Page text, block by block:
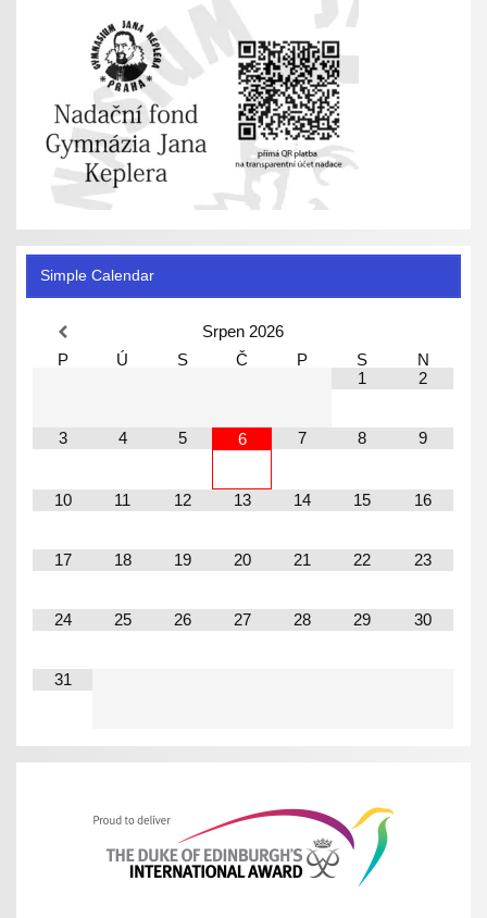
Simple Calendar
Srpen 2026
P
Ú S Č P S
N
1
2
3 4 5 6 7 8 9
10 11 12 13 14 15 16
17 18 19 20 21 22 23
24 25 26 27 28 29 30
31